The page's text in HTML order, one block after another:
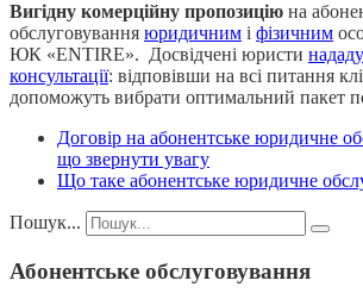
Вигідну комерційну пропозицію на
обслуговування юридичним і фізичним
ЮК «ENTIRE». Досвідчені юристи
консультації: відповівши на всі питання
допоможуть вибрати оптимальний пакет
Договір на абонентське юридичне
що звернути увагу
Що таке абонентське юридичне
Пошук...
Абонентське обслуговування